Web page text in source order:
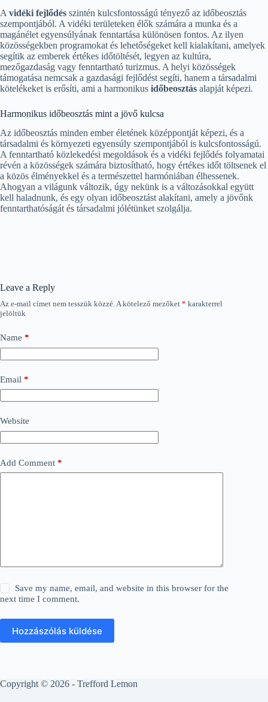
A vidéki fejlődés szintén kulcsfontosságú tényező az időbeosztás
szempontjából. A vidéki területeken élők számára a munka és a
magánélet egyensúlyának fenntartása különösen fontos. Az ilyen
közösségekben programokat és lehetőségeket kell kialakítani, amelyek
segítik az emberek értékes időtöltését, legyen az kultúra,
mezőgazdaság vagy fenntartható turizmus. A helyi közösségek
támogatása nemcsak a gazdasági fejlődést segíti, hanem a társadalmi
kötelékeket is erősíti, ami a harmonikus időbeosztás alapját képezi.
Harmonikus időbeosztás mint a jövő kulcsa
Az időbeosztás minden ember életének középpontját képezi, és a
társadalmi és környezeti egyensúly szempontjából is kulcsfontosságú.
A fenntartható közlekedési megoldások és a vidéki fejlődés folyamatai
révén a közösségek számára biztosítható, hogy értékes időt töltsenek el
a közös élményekkel és a természettel harmóniában élhessenek.
Ahogyan a világunk változik, úgy nekünk is a változásokkal együtt
kell haladnunk, és egy olyan időbeosztást alakítani, amely a jövőnk
fenntarthatóságát és társadalmi jólétünket szolgálja.
Leave a Reply
Az e-mail címet nem tesszük közzé.A kötelező mezőket * karakterrel
jelöltük
Name *
Email *
Website
Add Comment *
Save my name, email, and website in this browser for the
next time I comment.
Hozzászólás küldése
Copyright © 2026 - Trefford Lemon